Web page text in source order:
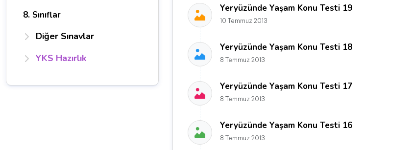
8. Sınıflar
Diğer Sınavlar
YKS Hazırlık
Yeryüzünde Yaşam Konu Testi 19
10 Temmuz 2013
Yeryüzünde Yaşam Konu Testi 18
8 Temmuz 2013
Yeryüzünde Yaşam Konu Testi 17
8 Temmuz 2013
Yeryüzünde Yaşam Konu Testi 16
8 Temmuz 2013